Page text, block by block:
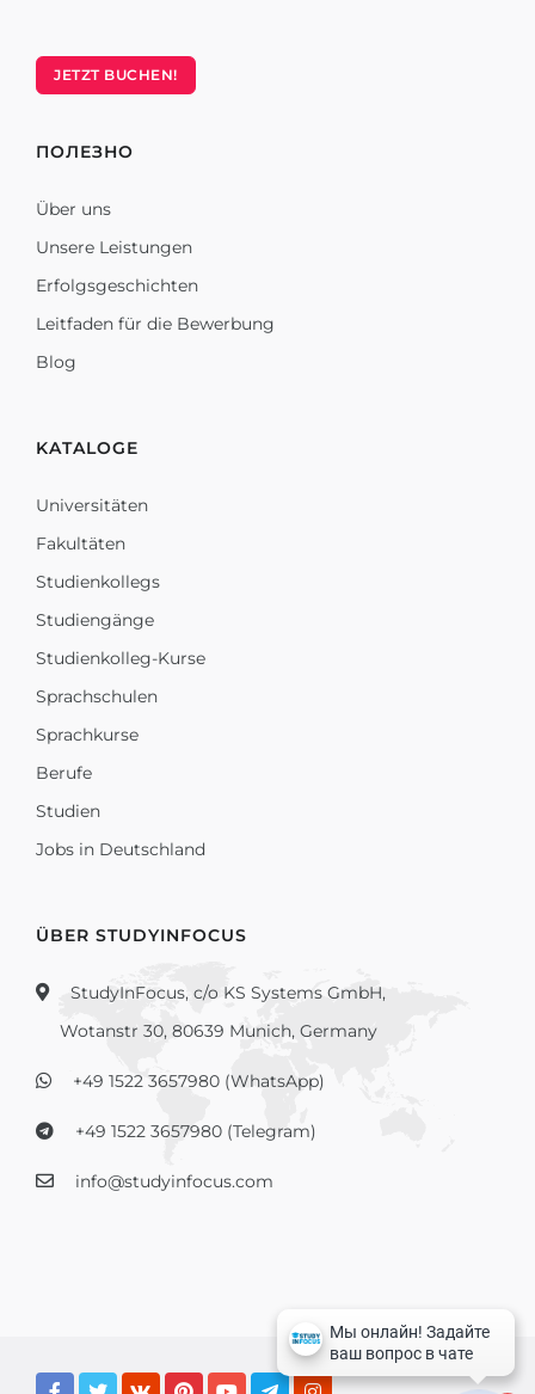
JETZT BUCHEN!
ПОЛЕЗНО
Über uns
Unsere Leistungen
Erfolgsgeschichten
Leitfaden für die Bewerbung
Blog
KATALOGE
Universitäten
Fakultäten
Studienkollegs
Studiengänge
Studienkolleg-Kurse
Sprachschulen
Sprachkurse
Berufe
Studien
Jobs in Deutschland
ÜBER STUDYINFOCUS
StudyInFocus, c/o KS Systems GmbH,
Wotanstr 30, 80639 Munich, Germany
+49 1522 3657980 (WhatsApp)
+49 1522 3657980 (Telegram)
info@studyinfocus.com